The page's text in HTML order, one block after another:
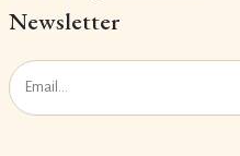
Newsletter